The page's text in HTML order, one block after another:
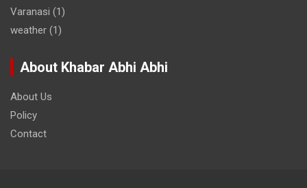
Varanasi (1)
weather (1)
About Khabar Abhi Abhi
About Us
Policy
Contact